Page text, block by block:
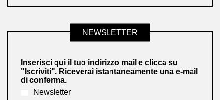
NEWSLETTER
Inserisci qui il tuo indirizzo mail e clicca su
"Iscriviti". Riceverai istantaneamente una e-mail
di conferma.
Newsletter